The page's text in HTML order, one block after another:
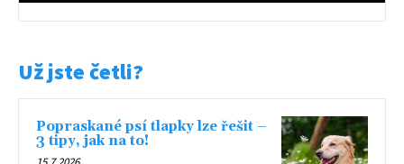
Už jste četli?
Popraskané psí tlapky lze řešit –
3 tipy, jak na to!